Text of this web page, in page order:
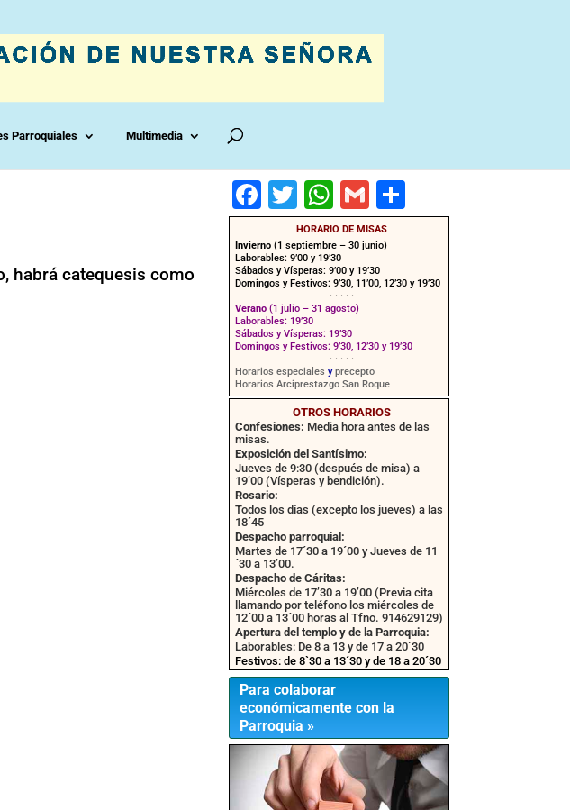
Parroquiales Multimedia
habrá catequesis como
F
a
c
e
b
o
o
k
T
wi
tt
er
W
h
at
s
A
p
p
G
m
ai
l
o
p
tir
HORARIO DE MISAS
Invierno(1 septiembre – 30 junio)
Laborables: 9’00 y 19’30
Sábados y Vísperas: 9’00 y 19’30
Domingos y Festivos: 9’30, 11’00, 12’30 y 19’30
· · · · ·
Verano(1 julio – 31 agosto)
Laborables: 19’30
Sábados y Vísperas: 19’30
Domingos y Festivos: 9’30, 12’30 y 19’30
· · · · ·
Horarios especiales yprecepto
Horarios Arciprestazgo San Roque
OTROS HORARIOS
Confesiones: Media hora antes de las
misas.
Exposición del Santísimo:
Jueves de 9:30 (después de misa) a
19’00 (Vísperas y bendición).
Rosario:
Todos los días (excepto los jueves) a las
18´45
Despacho parroquial:
Martes de 17´30 a 19´00 y Jueves de 11
´30 a 13’00.
Despacho de Cáritas:
Miércoles de 17’30 a 19’00 (Previa cita
llamando por teléfono los miércoles de
12´00 a 13´00 horas al Tfno. 914629129)
Apertura del templo y de la Parroquia:
Laborables: De 8 a 13 y de 17 a 20´30
Festivos: de 8`30 a 13´30 y de 18 a 20´30
Para colaborar
económicamente con la
Parroquia »